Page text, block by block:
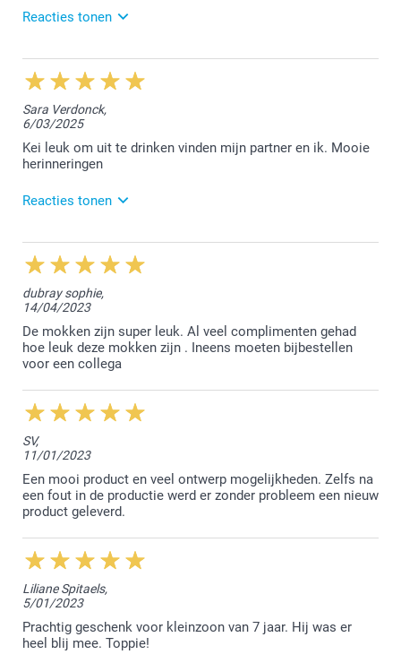
Reacties tonen
3/06/2025
13:56
Dag Ann,
Bedankt voor jouw positieve feedback op Trustpilot.
We vonden het fijn jouw mok te mogen afwerken.
Hartelijke groet!
Sara Verdonck,
6/03/2025
Kei leuk om uit te drinken vinden mijn partner en ik. Mooie
herinneringen
Reacties tonen
7/03/2025
11:38
Beste Sara,
We zijn erg blij dat je tevreden bent met de bestelde
producten en we kijken ernaar uit om jou in de
toekomst opnieuw te mogen verwelkomen.
Vriendelijke groet!
Nathalie @smartphoto
dubray sophie,
14/04/2023
De mokken zijn super leuk. Al veel complimenten gehad
hoe leuk deze mokken zijn . Ineens moeten bijbestellen
voor een collega
SV,
11/01/2023
Een mooi product en veel ontwerp mogelijkheden. Zelfs na
een fout in de productie werd er zonder probleem een nieuw
product geleverd.
Liliane Spitaels,
5/01/2023
Prachtig geschenk voor kleinzoon van 7 jaar. Hij was er
heel blij mee. Toppie!